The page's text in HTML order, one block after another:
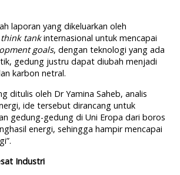
laporan yang dikeluarkan oleh
think tankinternasional untuk mencapai
goals, dengan teknologi yang ada
gedung justru dapat diubah menjadi
karbon netral.
ditulis oleh Dr Yamina Saheb, analis
ide tersebut dirancang untuk
gedung-gedung di Uni Eropa dari boros
energi, sehingga hampir mencapai
Industri